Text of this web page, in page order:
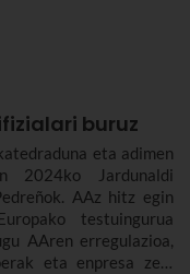
buruz
eta adimen
2024ko Jardunaldi
AAz hitz egin
testuingurua
AAren erregulazioa,
eta enpresa zein